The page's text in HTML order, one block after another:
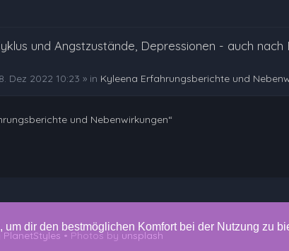
um dir den bestmöglichen Komfort bei der Nutzung zu
und Angstzustände, Depressionen - auch nach
Dez 2022 10:23 » in Kyleena Erfahrungsberichte und
und Nebenwirkungen“
PlanetStyles • Photos by unsplash